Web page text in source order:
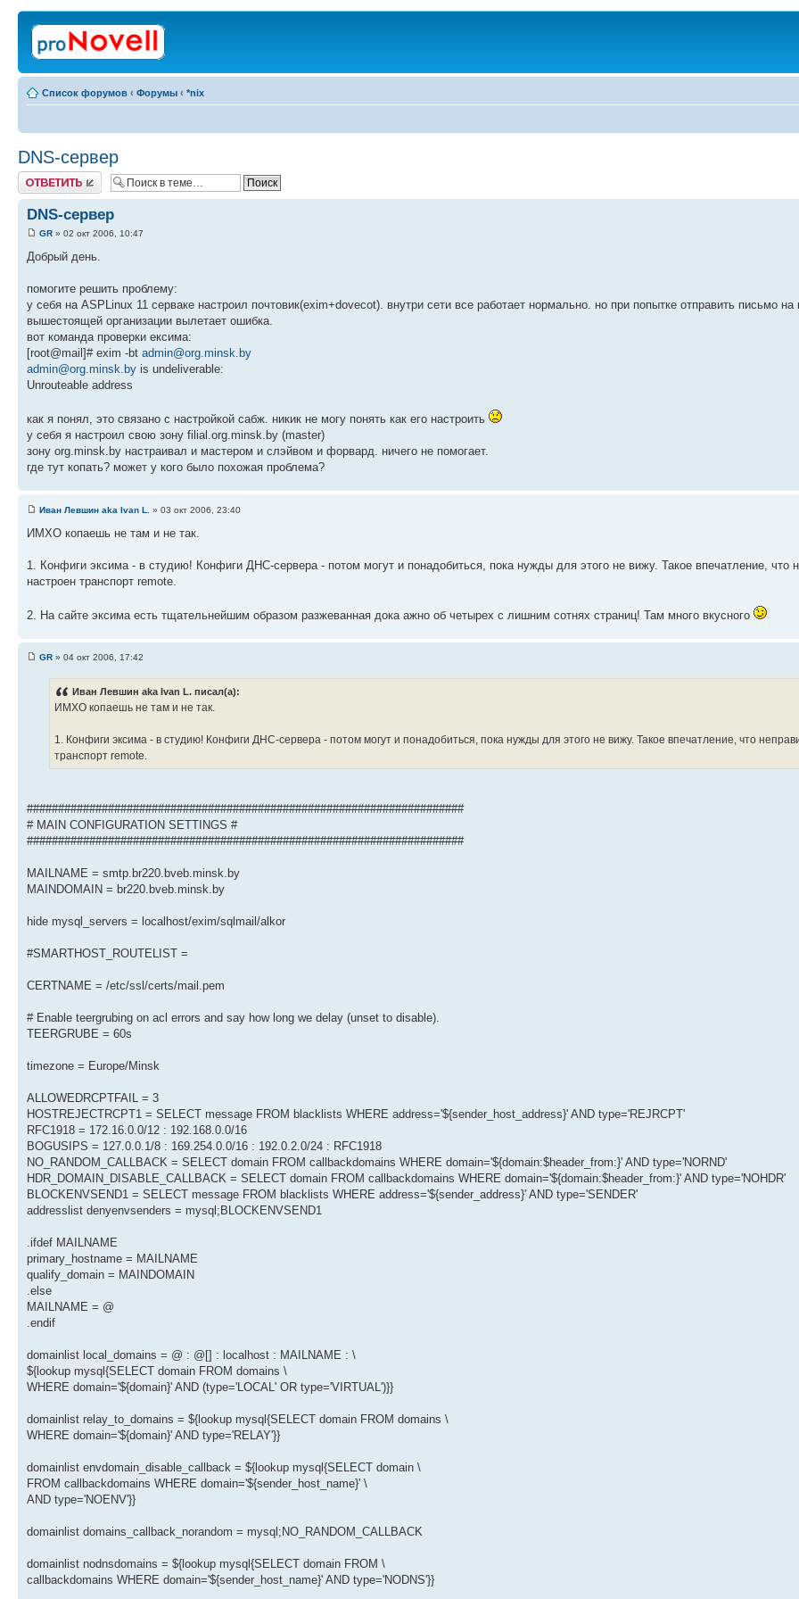
Список форумов ‹ Форумы ‹ *nix
DNS-сервер
Ответить
DNS-сервер
GR » 02 окт 2006, 10:47
Добрый день.
помогите решить проблему:
у себя на ASPLinux 11 серваке настроил почтовик(exim+dovecot). внутри сети все работает нормально. но при попытке отправить письмо на
вышестоящей организации вылетает ошибка.
вот команда проверки ексима:
[root@mail]# exim -bt admin@org.minsk.by
admin@org.minsk.by is undeliverable:
Unrouteable address
как я понял, это связано c настройкой сабж. никик не могу понять как его настроить
у себя я настроил свою зону filial.org.minsk.by (master)
зону org.minsk.by настраивал и мастером и слэйвом и форвард. ничего не помогает.
где тут копать? может у кого было похожая проблема?
Иван Левшин aka Ivan L. » 03 окт 2006, 23:40
ИМХО копаешь не там и не так.
1. Конфиги эксима - в студию! Конфиги ДНС-сервера - потом могут и понадобиться, пока нужды для этого не вижу. Такое впечатление, что
настроен транспорт remote.
2. На сайте эксима есть тщательнейшим образом разжеванная дока ажно об четырех с лишним сотнях страниц! Там много вкусного
GR » 04 окт 2006, 17:42
Иван Левшин aka Ivan L. писал(а):
ИМХО копаешь не там и не так.
1. Конфиги эксима - в студию! Конфиги ДНС-сервера - потом могут и понадобиться, пока нужды для этого не вижу. Такое впечатление, что
транспорт remote.
######################################################################
# MAIN CONFIGURATION SETTINGS #
######################################################################
MAILNAME = smtp.br220.bveb.minsk.by
MAINDOMAIN = br220.bveb.minsk.by
hide mysql_servers = localhost/exim/sqlmail/alkor
#SMARTHOST_ROUTELIST =
CERTNAME = /etc/ssl/certs/mail.pem
# Enable teergrubing on acl errors and say how long we delay (unset to disable).
TEERGRUBE = 60s
timezone = Europe/Minsk
ALLOWEDRCPTFAIL = 3
HOSTREJECTRCPT1 = SELECT message FROM blacklists WHERE address='${sender_host_address}' AND type='REJRCPT'
RFC1918 = 172.16.0.0/12 : 192.168.0.0/16
BOGUSIPS = 127.0.0.1/8 : 169.254.0.0/16 : 192.0.2.0/24 : RFC1918
NO_RANDOM_CALLBACK = SELECT domain FROM callbackdomains WHERE domain='${domain:$header_from:}' AND type='NORND'
HDR_DOMAIN_DISABLE_CALLBACK = SELECT domain FROM callbackdomains WHERE domain='${domain:$header_from:}' AND type='NOHDR'
BLOCKENVSEND1 = SELECT message FROM blacklists WHERE address='${sender_address}' AND type='SENDER'
addresslist denyenvsenders = mysql;BLOCKENVSEND1
.ifdef MAILNAME
primary_hostname = MAILNAME
qualify_domain = MAINDOMAIN
.else
MAILNAME = @
.endif
domainlist local_domains = @ : @[] : localhost : MAILNAME : \
${lookup mysql{SELECT domain FROM domains \
WHERE domain='${domain}' AND (type='LOCAL' OR type='VIRTUAL')}}
domainlist relay_to_domains = ${lookup mysql{SELECT domain FROM domains \
WHERE domain='${domain}' AND type='RELAY'}}
domainlist envdomain_disable_callback = ${lookup mysql{SELECT domain \
FROM callbackdomains WHERE domain='${sender_host_name}' \
AND type='NOENV'}}
domainlist domains_callback_norandom = mysql;NO_RANDOM_CALLBACK
domainlist nodnsdomains = ${lookup mysql{SELECT domain FROM \
callbackdomains WHERE domain='${sender_host_name}' AND type='NODNS'}}